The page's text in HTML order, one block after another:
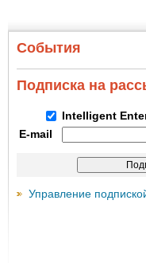
События
Подписка на
Intelligent
E-mail
Управление